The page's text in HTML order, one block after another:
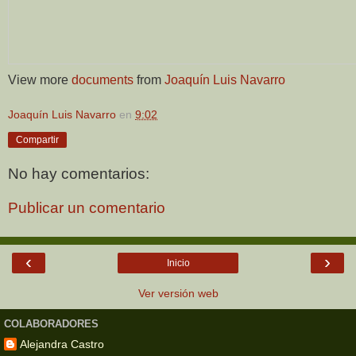
View more documents from Joaquín Luis Navarro
Joaquín Luis Navarro en 9:02
Compartir
No hay comentarios:
Publicar un comentario
‹ ›
Inicio
Ver versión web
COLABORADORES
Alejandra Castro